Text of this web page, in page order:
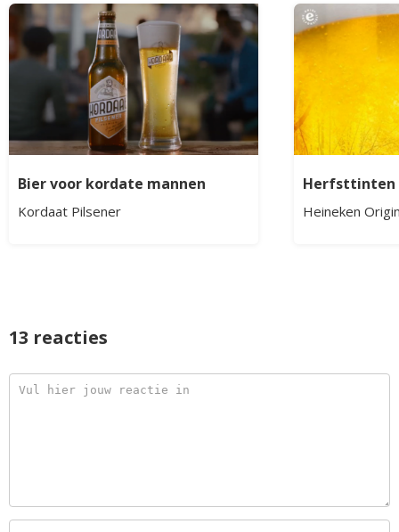
Bier voor kordate mannen
Kordaat Pilsener
Herfsttinten
Heineken
13 reacties